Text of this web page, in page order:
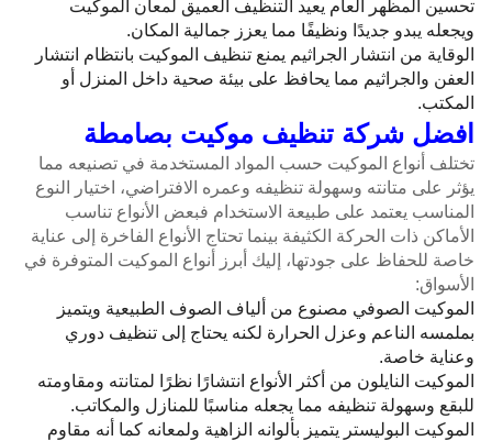
تحسين المظهر العام يعيد التنظيف العميق لمعان الموكيت
ويجعله يبدو جديدًا ونظيفًا مما يعزز جمالية المكان.
الوقاية من انتشار الجراثيم يمنع تنظيف الموكيت بانتظام انتشار
العفن والجراثيم مما يحافظ على بيئة صحية داخل المنزل أو
المكتب.
افضل شركة تنظيف موكيت بصامطة
تختلف أنواع الموكيت حسب المواد المستخدمة في تصنيعه مما
يؤثر على متانته وسهولة تنظيفه وعمره الافتراضي، اختيار النوع
المناسب يعتمد على طبيعة الاستخدام فبعض الأنواع تناسب
الأماكن ذات الحركة الكثيفة بينما تحتاج الأنواع الفاخرة إلى عناية
خاصة للحفاظ على جودتها، إليك أبرز أنواع الموكيت المتوفرة في
الأسواق:
الموكيت الصوفي مصنوع من ألياف الصوف الطبيعية ويتميز
بملمسه الناعم وعزل الحرارة لكنه يحتاج إلى تنظيف دوري
وعناية خاصة.
الموكيت النايلون من أكثر الأنواع انتشارًا نظرًا لمتانته ومقاومته
للبقع وسهولة تنظيفه مما يجعله مناسبًا للمنازل والمكاتب.
الموكيت البوليستر يتميز بألوانه الزاهية ولمعانه كما أنه مقاوم